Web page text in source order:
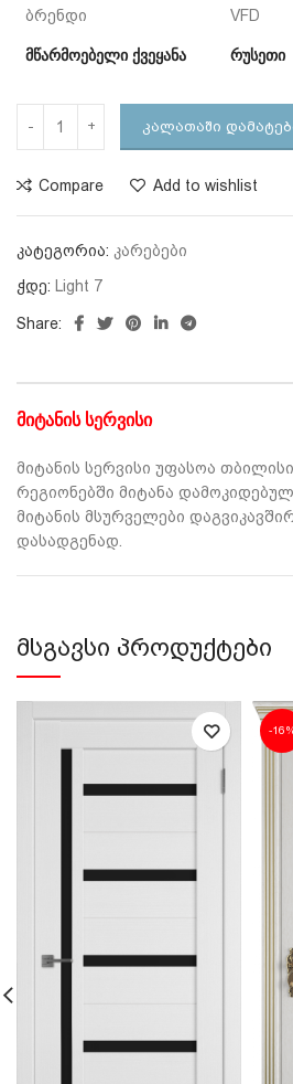
ბრენდი VFD
მწარმოებელი ქვეყანა რუსეთი
ᲙᲐᲚᲐᲗᲐᲨᲘ
Compare Add to wishlist
კატეგორია: კარებები
ჭდე: Light 7
Share:
ᲛᲘᲢᲐᲜᲘᲡ ᲡᲔᲠᲕᲘᲡᲘ
მიტანის სერვისი უფასოა
რეგიონებში მიტანა
მიტანის მსურველები
დასადგენად.
ᲛᲡᲒᲐᲕᲡᲘ ᲞᲠᲝᲓᲣᲥᲢᲔᲑᲘ
-